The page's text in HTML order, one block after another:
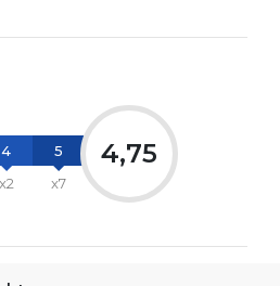
4
x2
5
x7
4,75